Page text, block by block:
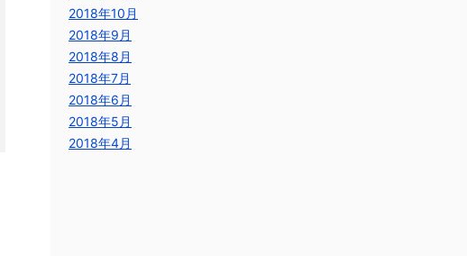
2018年10月
2018年9月
2018年8月
2018年7月
2018年6月
2018年5月
2018年4月